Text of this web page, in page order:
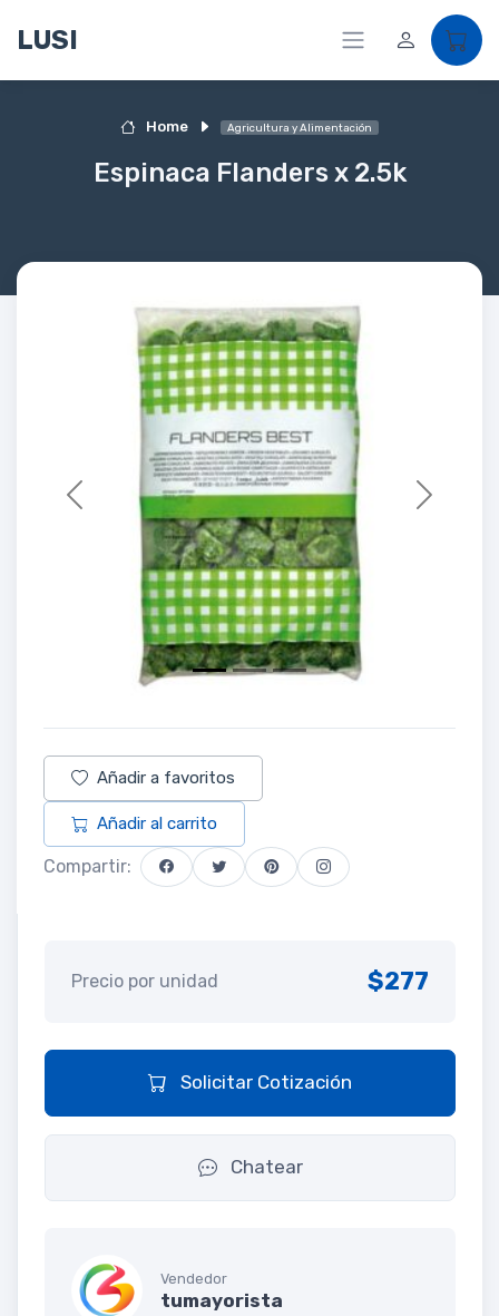
LUSI
Home Agricultura y Alimentación
Espinaca Flanders x 2.5k
Previous Next
Añadir a favoritos
Añadir al carrito
Compartir:
Precio por unidad $277
Solicitar Cotización
Chatear
Vendedor
tumayorista